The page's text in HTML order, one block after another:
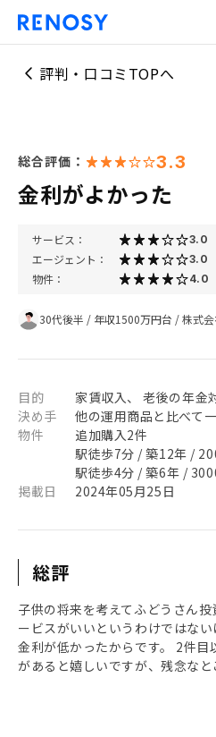
評判・口コミTOPへ
総合評価： 3.3
金利がよかった
サービス： 3.0
エージェント： 3.0
物件： 4.0
30代後半 / 年収1500万円台 /株式
目的
家賃収入、 老後の年金
決め手
他の運用商品と比べて
物件
追加購入2件
駅徒歩7分 / 築12年 /
駅徒歩4分 / 築6年 /
掲載日
2024年05月25日
総評
子供の将来を考えてふどうさん
ービスがいいというわけではな
金利が低かったからです。 2件目
があると嬉しいですが、残念なと